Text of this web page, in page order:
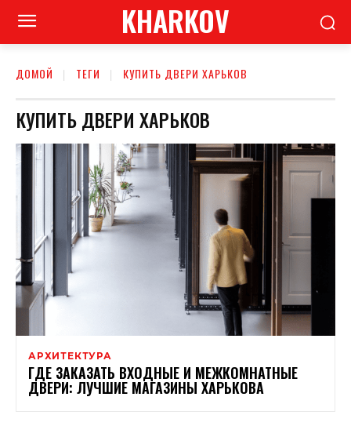
KHARKOV
ДОМОЙ ТЕГИ КУПИТЬ ДВЕРИ ХАРЬКОВ
КУПИТЬ ДВЕРИ ХАРЬКОВ
АРХИТЕКТУРА
ГДЕ ЗАКАЗАТЬ ВХОДНЫЕ И МЕЖКОМНАТНЫЕ
ДВЕРИ: ЛУЧШИЕ МАГАЗИНЫ ХАРЬКОВА